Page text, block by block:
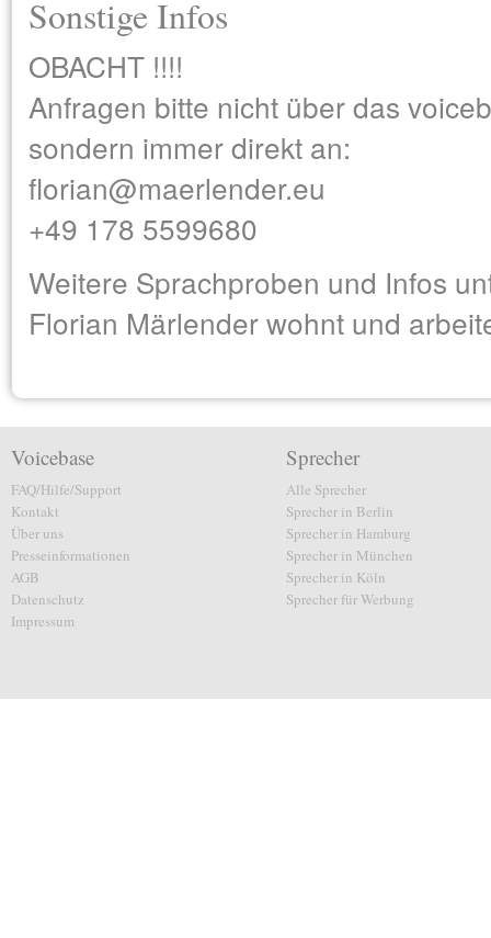
Sonstige Infos
OBACHT !!!!
Anfragen bitte nicht über das
sondern immer direkt an:
florian@maerlender.eu
+49 178 5599680
Weitere Sprachproben und Infos
Florian Märlender wohnt und
Voicebase
FAQ/Hilfe/Support
Kontakt
Über uns
Presseinformationen
AGB
Datenschutz
Impressum
Sprecher
Alle Sprecher
Sprecher in Berlin
Sprecher in Hamburg
Sprecher in München
Sprecher in Köln
Sprecher für Werbung